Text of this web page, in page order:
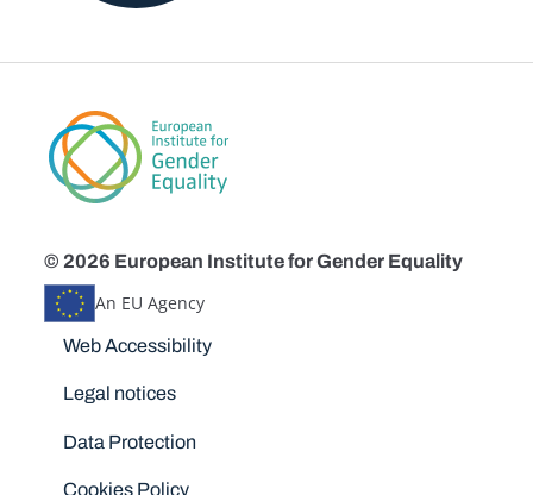
© 2026 European Institute for Gender Equality
An EU Agency
Disclaimers
Web Accessibility
Legal notices
Data Protection
Cookies Policy